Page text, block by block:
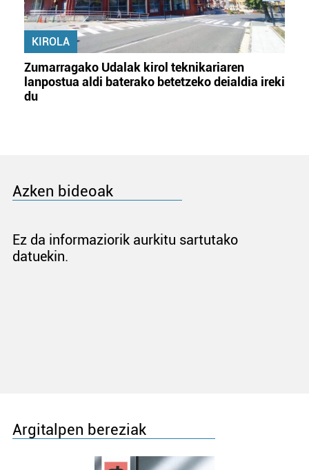
KIROLA
Zumarragako Udalak kirol teknikariaren
lanpostua aldi baterako betetzeko deialdia ireki
du
Azken bideoak
Ez da informaziorik aurkitu sartutako
datuekin.
Argitalpen bereziak